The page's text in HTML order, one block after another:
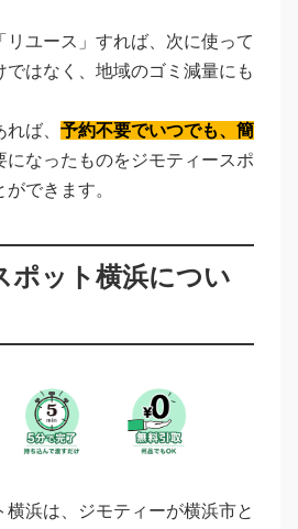
リユース」すれば、次に使って
ではなく、地域のゴミ減量にも
ば、 予約不要でいつでも、簡
になったものをジモティースポ
できます。
ポット横浜につい
横浜は、ジモティーが横浜市と